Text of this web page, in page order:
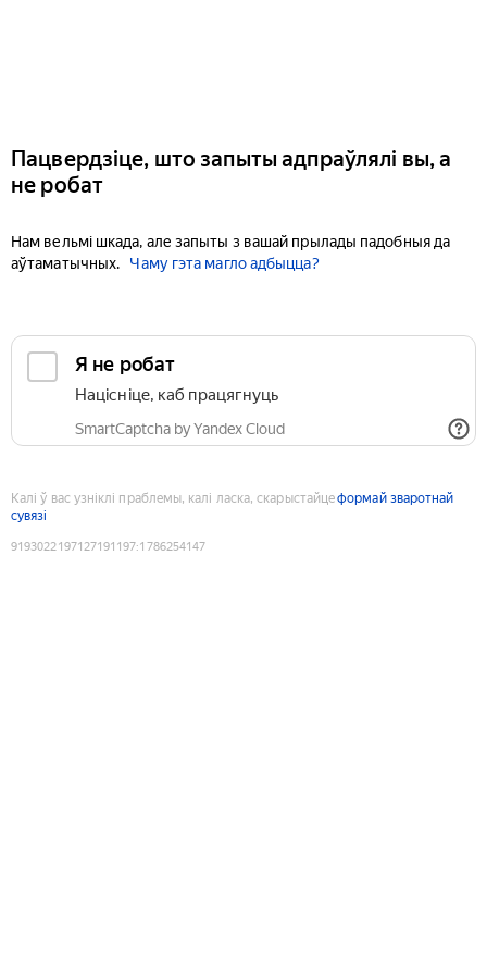
Пацвердзіце, што запыты адпраўлялі вы, а
не робат
Нам вельмі шкада, але запыты з вашай прылады падобныя да
аўтаматычных.
Чаму гэта магло адбыцца?
Я не робат
Націсніце, каб працягнуць
SmartCaptcha by Yandex Cloud
Калі ў вас узніклі праблемы, калі ласка, скарыстайцеформай зваротнай
сувязі
9193022197127191197:1786254147